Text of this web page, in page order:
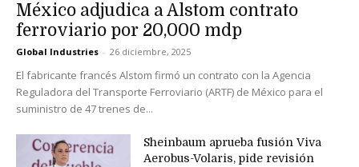
México adjudica a Alstom contrato
ferroviario por 20,000 mdp
Global Industries - 26 diciembre, 2025
El fabricante francés Alstom firmó un contrato con la Agencia
Reguladora del Transporte Ferroviario (ARTF) de México para el
suministro de 47 trenes de...
Sheinbaum aprueba fusión Viva
Aerobus-Volaris, pide revisión